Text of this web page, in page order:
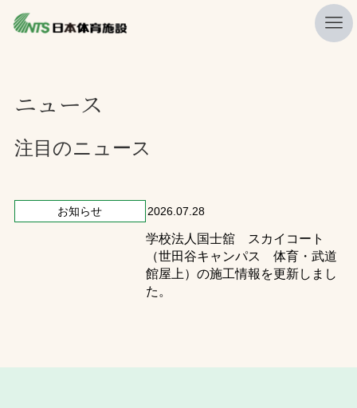
ニュース
プレスリリース
製品・サービス一覧
ニュース
注目のニュース
お知らせ 2026.07.28
学校法人国士舘 スカイコート
（世田谷キャンパス 体育・武道
館屋上）の施工情報を更新しまし
た。